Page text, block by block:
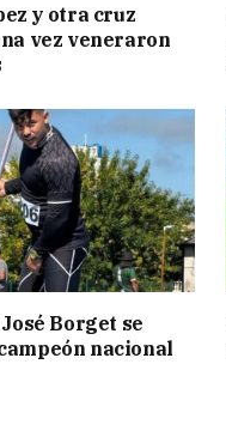
y otra cruz
vez veneraron
Borget se
nacional